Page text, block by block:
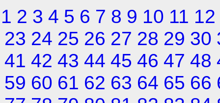
1 2 3 4 5 6 7 8 9 10 11 12
23 24 25 26 27 28 29 30
41 42 43 44 45 46 47 48
59 60 61 62 63 64 65 66